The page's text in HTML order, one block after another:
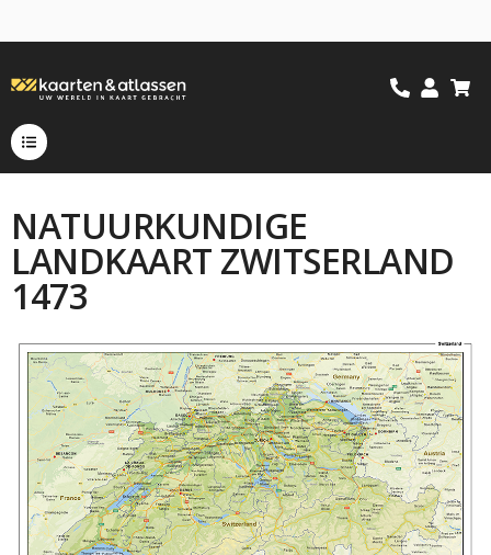
NATUURKUNDIGE
LANDKAART ZWITSERLAND
1473